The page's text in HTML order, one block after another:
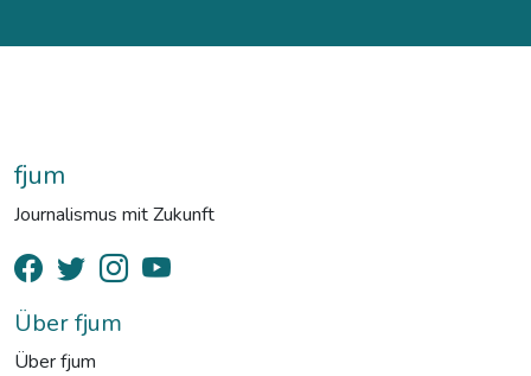
fjum
Journalismus mit Zukunft
Über fjum
Über fjum